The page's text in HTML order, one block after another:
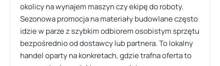
okolicy na wynajem maszyn czy ekipę do roboty.
Sezonowa promocja na materiały budowlane często
idzie w parze z szybkim odbiorem osobistym sprzętu
bezpośrednio od dostawcy lub partnera. To lokalny
handel oparty na konkretach, gdzie trafna oferta to